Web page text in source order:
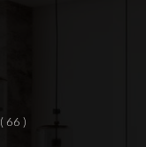
( 66 )